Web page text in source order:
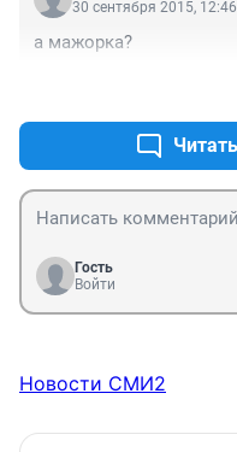
30 сентября 2015, 12:46
а мажорка?
Гость
Войти
Новости СМИ2